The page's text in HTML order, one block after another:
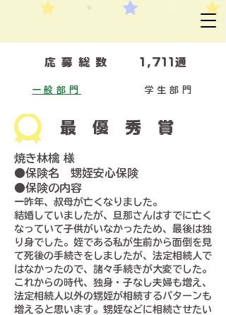
​応募総数 1,711通
一般部門 学生部門
最優秀賞
焼き林檎 様
●保険名 甥姪安心保険
●保険の内容
一昨年、叔母が亡くなりました。
結婚していましたが、旦那さんはすでに亡く
なっていて子供がいなかったため、最後は独
り身でした。姪である私が生前から面倒を見
て死後の手続きをしましたが、法定相続人で
はなかったので、諸々手続きが大変でした。
これからの時代、独身・子なし夫婦も増え、
法定相続人以外の甥姪が相続するパターンも
増えると思います。甥姪などに相続させたい